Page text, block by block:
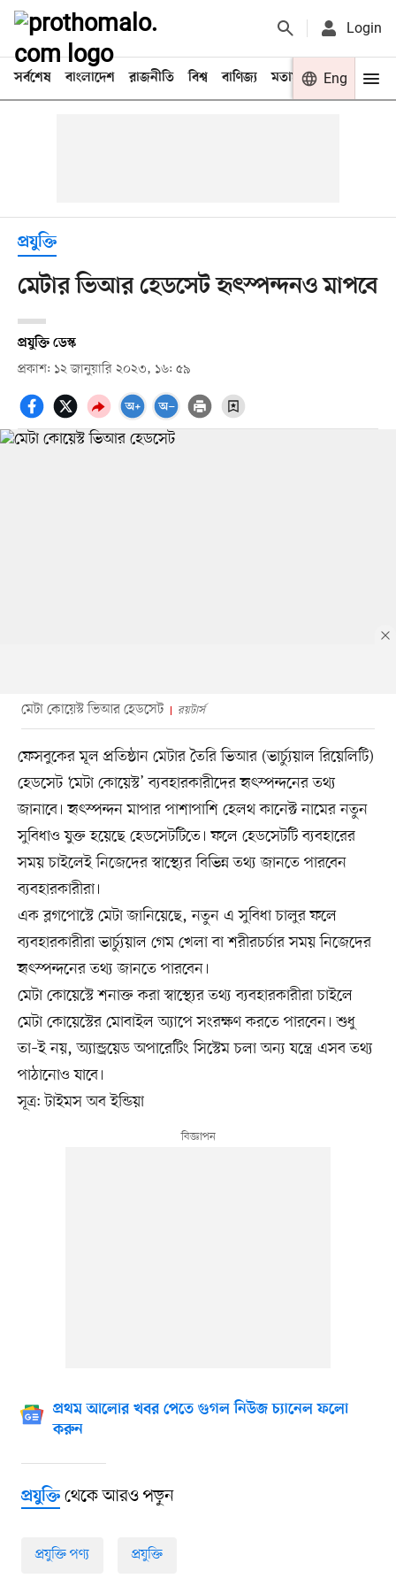
Login
সর্বশেষ বাংলাদেশ রাজনীতি বিশ্ব বাণিজ্য মতামত খেলা
Eng
প্রযুক্তি
মেটার ভিআর হেডসেট হৃৎস্পন্দনও মাপবে
প্রযুক্তি ডেস্ক
প্রকাশ: ১২ জানুয়ারি ২০২৩, ১৬: ৫৯
মেটা কোয়েস্ট ভিআর হেডসেট রয়টার্স
ফেসবুকের মূল প্রতিষ্ঠান মেটার তৈরি ভিআর (ভার্চ্যুয়াল রিয়েলিটি)
হেডসেট ‘মেটা কোয়েস্ট’ ব্যবহারকারীদের হৃৎস্পন্দনের তথ্য
জানাবে। হৃৎস্পন্দন মাপার পাশাপাশি হেলথ কানেক্ট নামের নতুন
সুবিধাও যুক্ত হয়েছে হেডসেটটিতে। ফলে হেডসেটটি ব্যবহারের
সময় চাইলেই নিজেদের স্বাস্থ্যের বিভিন্ন তথ্য জানতে পারবেন
ব্যবহারকারীরা।
এক ব্লগপোস্টে মেটা জানিয়েছে, নতুন এ সুবিধা চালুর ফলে
ব্যবহারকারীরা ভার্চ্যুয়াল গেম খেলা বা শরীরচর্চার সময় নিজেদের
হৃৎস্পন্দনের তথ্য জানতে পারবেন।
মেটা কোয়েস্টে শনাক্ত করা স্বাস্থ্যের তথ্য ব্যবহারকারীরা চাইলে
মেটা কোয়েস্টের মোবাইল অ্যাপে সংরক্ষণ করতে পারবেন। শুধু
তা–ই নয়, অ্যান্ড্রয়েড অপারেটিং সিস্টেম চলা অন্য যন্ত্রে এসব তথ্য
পাঠানোও যাবে।
সূত্র: টাইমস অব ইন্ডিয়া
প্রথম আলোর খবর পেতে গুগল নিউজ চ্যানেল ফলো
করুন
প্রযুক্তিথেকে আরও পড়ুন
প্রযুক্তি পণ্য প্রযুক্তি